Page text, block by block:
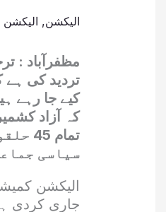
الیکشن, الیکشن 2026
مظفرآباد :
تردید کی ہے
کہ آزاد
سیاسی